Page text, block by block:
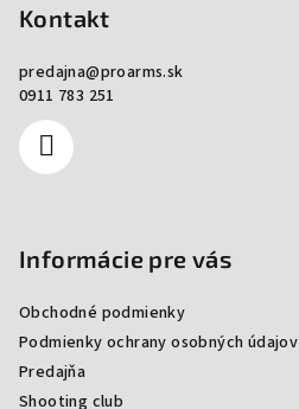
Kontakt
predajna@proarms.sk
0911 783 251
Informácie pre vás
Obchodné podmienky
Podmienky ochrany osobných údajov
Predajňa
Shooting club